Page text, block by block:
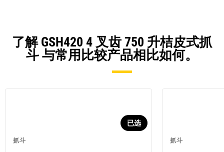
了解 GSH420 4 叉齿 750 升桔皮式抓
斗 与常用比较产品相比如何。
抓斗
已选
抓斗